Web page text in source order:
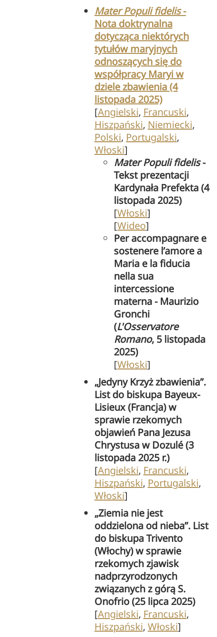
Mater Populi fidelis-
Nota doktrynalna
dotycząca niektórych
tytułów maryjnych
odnoszących się do
współpracy Maryi w
dziele zbawienia (4
listopada 2025)
[Angielski, Francuski,
Hiszpański, Niemiecki,
Polski, Portugalski,
Włoski]
Mater Populi fidelis-
Tekst prezentacji
Kardynała Prefekta (4
listopada 2025)
[Włoski]
[Wideo]
Per accompagnare e
sostenere l’amore a
Maria e la fiducia
nella sua
intercessione
materna - Maurizio
Gronchi
(L'Osservatore
Romano, 5 listopada
2025)
[Włoski]
„Jedyny Krzyż zbawienia”.
List do biskupa Bayeux-
Lisieux (Francja) w
sprawie rzekomych
objawień Pana Jezusa
Chrystusa w Dozulé (3
listopada 2025 r.)
[Angielski, Francuski,
Hiszpański, Portugalski,
Włoski]
„Ziemia nie jest
oddzielona od nieba”. List
do biskupa Trivento
(Włochy) w sprawie
rzekomych zjawisk
nadprzyrodzonych
związanych z górą S.
Onofrio (25 lipca 2025)
[Angielski, Francuski,
Hiszpański, Włoski]